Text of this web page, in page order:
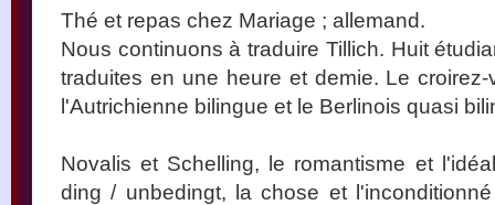
Thé et repas chez Mariage ; allemand.
Nous continuons à traduire Tillich. Huit
traduites en une heure et demie. Le
l'Autrichienne bilingue et le Berlinois quasi
Novalis et Schelling, le romantisme et
ding / unbedingt, la chose et